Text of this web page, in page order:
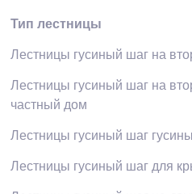
Тип лестницы
Лестницы гусиный шаг на
Лестницы гусиный шаг на
частный дом
Лестницы гусиный шаг
Лестницы гусиный шаг для